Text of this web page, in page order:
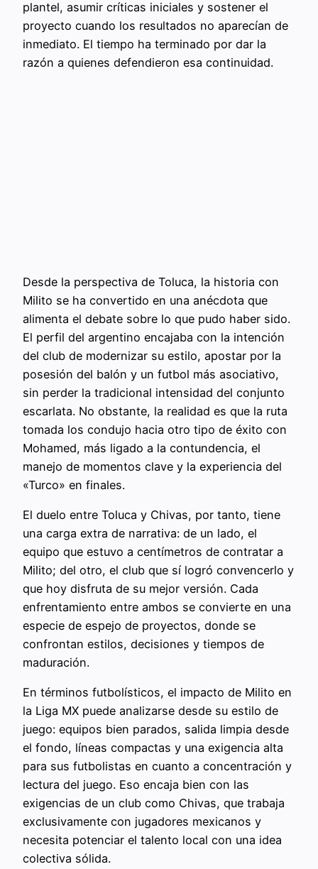
plantel, asumir críticas iniciales y sostener el
proyecto cuando los resultados no aparecían de
inmediato. El tiempo ha terminado por dar la
razón a quienes defendieron esa continuidad.
Desde la perspectiva de Toluca, la historia con
Milito se ha convertido en una anécdota que
alimenta el debate sobre lo que pudo haber sido.
El perfil del argentino encajaba con la intención
del club de modernizar su estilo, apostar por la
posesión del balón y un futbol más asociativo,
sin perder la tradicional intensidad del conjunto
escarlata. No obstante, la realidad es que la ruta
tomada los condujo hacia otro tipo de éxito con
Mohamed, más ligado a la contundencia, el
manejo de momentos clave y la experiencia del
«Turco» en finales.
El duelo entre Toluca y Chivas, por tanto, tiene
una carga extra de narrativa: de un lado, el
equipo que estuvo a centímetros de contratar a
Milito; del otro, el club que sí logró convencerlo y
que hoy disfruta de su mejor versión. Cada
enfrentamiento entre ambos se convierte en una
especie de espejo de proyectos, donde se
confrontan estilos, decisiones y tiempos de
maduración.
En términos futbolísticos, el impacto de Milito en
la Liga MX puede analizarse desde su estilo de
juego: equipos bien parados, salida limpia desde
el fondo, líneas compactas y una exigencia alta
para sus futbolistas en cuanto a concentración y
lectura del juego. Eso encaja bien con las
exigencias de un club como Chivas, que trabaja
exclusivamente con jugadores mexicanos y
necesita potenciar el talento local con una idea
colectiva sólida.